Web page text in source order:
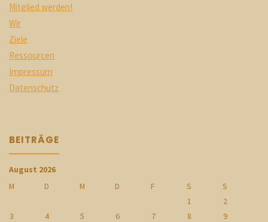
Mitglied werden!
Wir
Ziele
Ressourcen
Impressum
Datenschutz
BEITRÄGE
August 2026
M
D M D F S
S
1
2
3
4 5 6 7 8
9